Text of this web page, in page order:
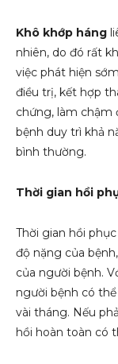
Khô khớp háng
nhiên, do đó rất
việc phát hiện
điều trị, kết hợp
chứng, làm chậm
bệnh duy trì khả
bình thường.
Thời gian hồi
Thời gian hồi
độ nặng của
của người bệnh.
người bệnh có
vài tháng. Nếu
hồi hoàn toàn có